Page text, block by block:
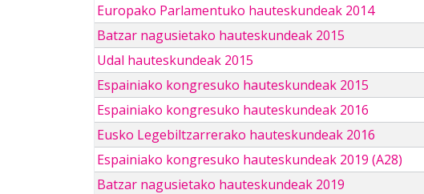
Europako Parlamentuko hauteskundeak 2014
Batzar nagusietako hauteskundeak 2015
Udal hauteskundeak 2015
Espainiako kongresuko hauteskundeak 2015
Espainiako kongresuko hauteskundeak 2016
Eusko Legebiltzarrerako hauteskundeak 2016
Espainiako kongresuko hauteskundeak 2019 (A28)
Batzar nagusietako hauteskundeak 2019